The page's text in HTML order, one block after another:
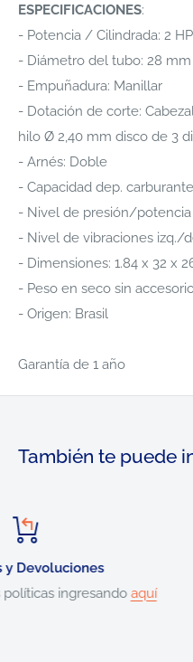
ESPECIFICACIONES:
- Potencia / Cilindrada: 2
- Diámetro del tubo: 28 mm
- Empuñadura: Manillar
- Dotación de corte:
hilo Ø 2,40 mm disco de 3
- Arnés: Doble
- Capacidad dep.
- Nivel de presión/potencia
- Nivel de vibraciones izq./
- Dimensiones: 1.84 x 32 x
- Peso en seco sin
- Origen: Brasil
Garantía de 1 año
También te puede